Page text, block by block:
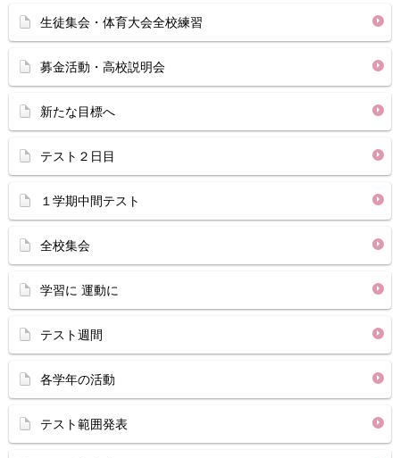
生徒集会・体育大会全校練習
募金活動・高校説明会
新たな目標へ
テスト２日目
１学期中間テスト
全校集会
学習に 運動に
テスト週間
各学年の活動
テスト範囲発表